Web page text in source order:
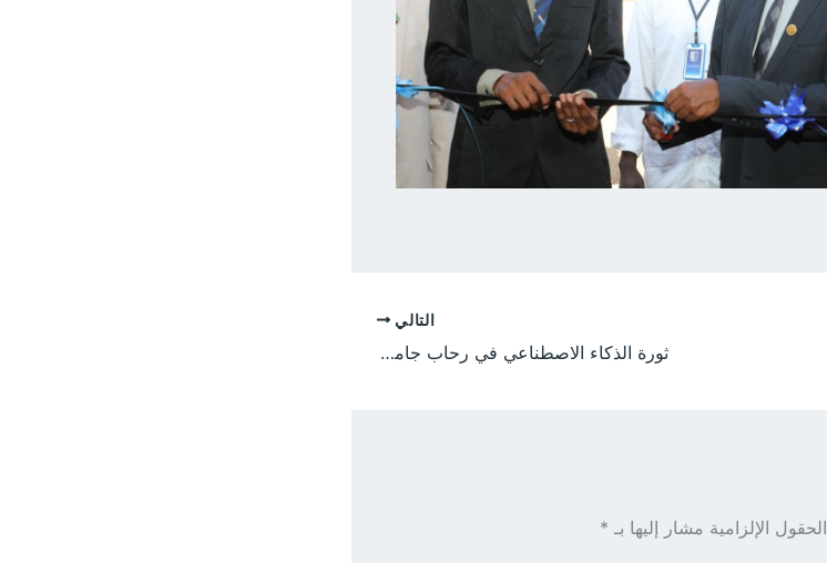
التالي
ثورة الذكاء الاصطناعي في رحاب جامعة الجزيرة: قراءة في تحولات البحث العلمي وصناعة المستقبل
الحقول الإلزامية مشار إليها بـ *